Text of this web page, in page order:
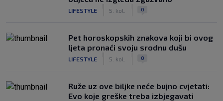
LIFESTYLE 5. kol. 0
Pet horoskopskih znakova koji bi ovog
ljeta pronaći svoju srodnu dušu
LIFESTYLE 5. kol. 0
Ruže uz ove biljke neće bujno cvjetati:
Evo koje greške treba izbjegavati